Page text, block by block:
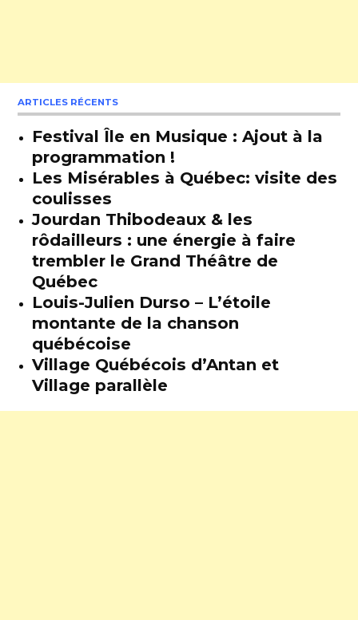
ARTICLES RÉCENTS
Festival Île en Musique : Ajout à la
programmation !
Les Misérables à Québec: visite des
coulisses
Jourdan Thibodeaux & les
rôdailleurs : une énergie à faire
trembler le Grand Théâtre de
Québec
Louis-Julien Durso – L’étoile
montante de la chanson
québécoise
Village Québécois d’Antan et
Village parallèle